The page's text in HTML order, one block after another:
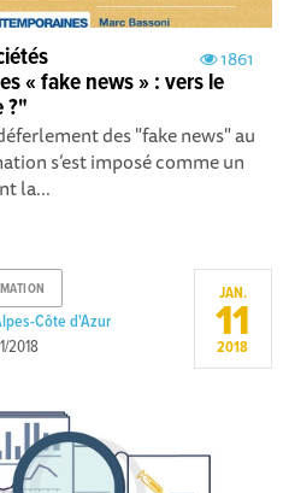
1861
« fake news » : vers le
?"
des "fake news" au
s’est imposé comme un
la...
Côte d'Azur
2018
JAN.
11
2018